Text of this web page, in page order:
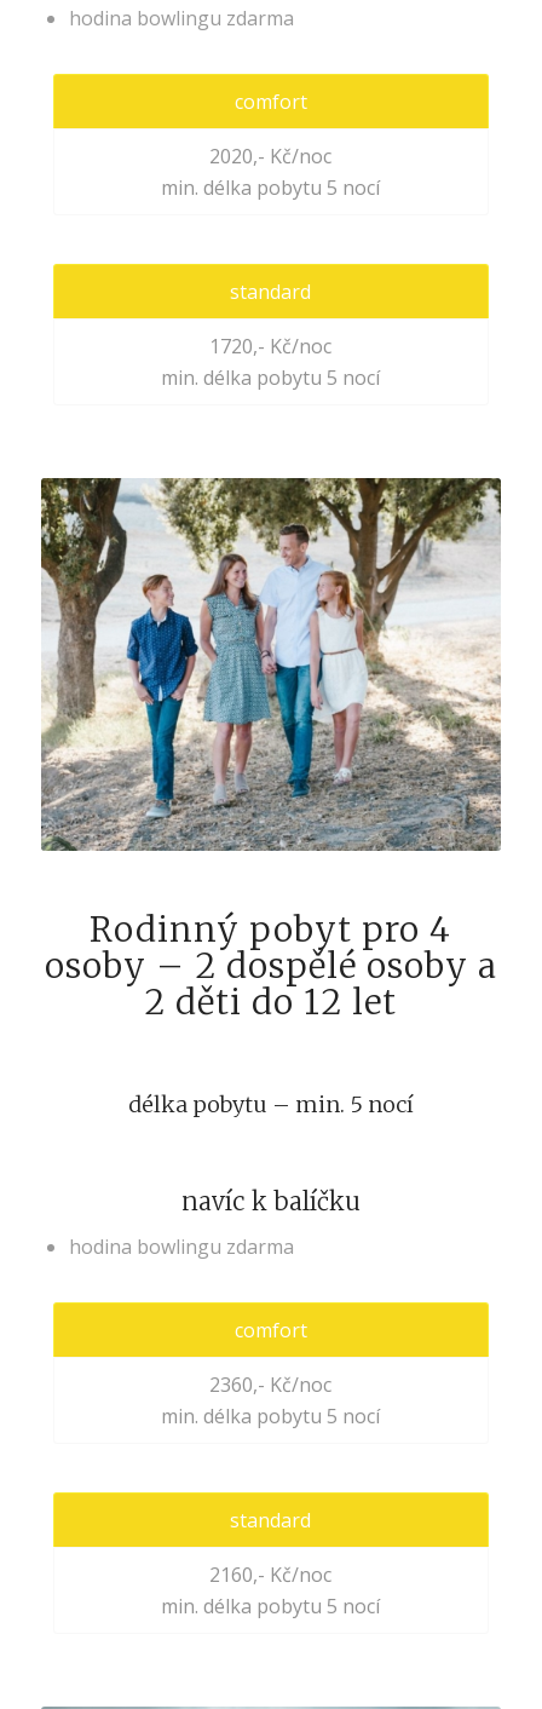
hodina bowlingu zdarma
comfort
2020,- Kč/noc
min. délka pobytu 5 nocí
standard
1720,- Kč/noc
min. délka pobytu 5 nocí
Rodinný pobyt pro 4
osoby – 2 dospělé osoby a
2 děti do 12 let
délka pobytu – min. 5 nocí
navíc k balíčku
hodina bowlingu zdarma
comfort
2360,- Kč/noc
min. délka pobytu 5 nocí
standard
2160,- Kč/noc
min. délka pobytu 5 nocí